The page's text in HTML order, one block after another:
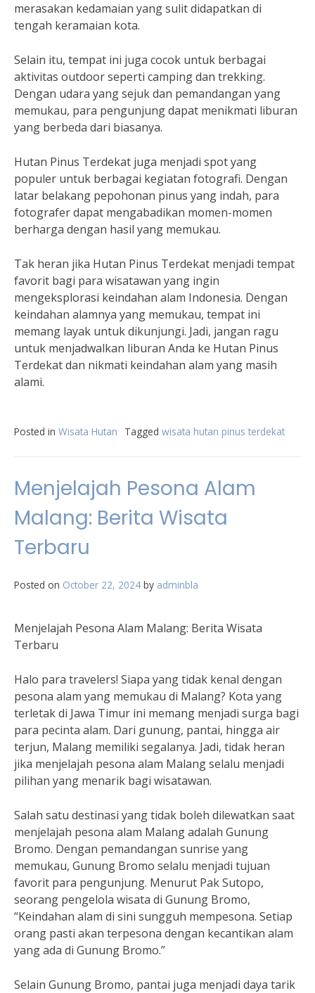
merasakan kedamaian yang sulit didapatkan di
tengah keramaian kota.
Selain itu, tempat ini juga cocok untuk berbagai
aktivitas outdoor seperti camping dan trekking.
Dengan udara yang sejuk dan pemandangan yang
memukau, para pengunjung dapat menikmati liburan
yang berbeda dari biasanya.
Hutan Pinus Terdekat juga menjadi spot yang
populer untuk berbagai kegiatan fotografi. Dengan
latar belakang pepohonan pinus yang indah, para
fotografer dapat mengabadikan momen-momen
berharga dengan hasil yang memukau.
Tak heran jika Hutan Pinus Terdekat menjadi tempat
favorit bagi para wisatawan yang ingin
mengeksplorasi keindahan alam Indonesia. Dengan
keindahan alamnya yang memukau, tempat ini
memang layak untuk dikunjungi. Jadi, jangan ragu
untuk menjadwalkan liburan Anda ke Hutan Pinus
Terdekat dan nikmati keindahan alam yang masih
alami.
Posted in Wisata Hutan Tagged wisata hutan pinus terdekat
Menjelajah Pesona Alam
Malang: Berita Wisata
Terbaru
Posted on October 22, 2024 by adminbla
Menjelajah Pesona Alam Malang: Berita Wisata
Terbaru
Halo para travelers! Siapa yang tidak kenal dengan
pesona alam yang memukau di Malang? Kota yang
terletak di Jawa Timur ini memang menjadi surga bagi
para pecinta alam. Dari gunung, pantai, hingga air
terjun, Malang memiliki segalanya. Jadi, tidak heran
jika menjelajah pesona alam Malang selalu menjadi
pilihan yang menarik bagi wisatawan.
Salah satu destinasi yang tidak boleh dilewatkan saat
menjelajah pesona alam Malang adalah Gunung
Bromo. Dengan pemandangan sunrise yang
memukau, Gunung Bromo selalu menjadi tujuan
favorit para pengunjung. Menurut Pak Sutopo,
seorang pengelola wisata di Gunung Bromo,
“Keindahan alam di sini sungguh mempesona. Setiap
orang pasti akan terpesona dengan kecantikan alam
yang ada di Gunung Bromo.”
Selain Gunung Bromo, pantai juga menjadi daya tarik